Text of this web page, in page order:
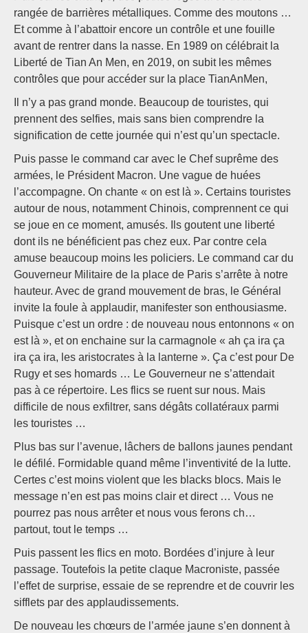
rangée de barrières métalliques. Comme des moutons …
Et comme à l’abattoir encore un contrôle et une fouille
avant de rentrer dans la nasse. En 1989 on célébrait la
Liberté de Tian An Men, en 2019, on subit les mêmes
contrôles que pour accéder sur la place TianAnMen,
Il n’y a pas grand monde. Beaucoup de touristes, qui
prennent des selfies, mais sans bien comprendre la
signification de cette journée qui n’est qu’un spectacle.
Puis passe le command car avec le Chef suprême des
armées, le Président Macron. Une vague de huées
l’accompagne. On chante « on est là ». Certains touristes
autour de nous, notamment Chinois, comprennent ce qui
se joue en ce moment, amusés. Ils goutent une liberté
dont ils ne bénéficient pas chez eux. Par contre cela
amuse beaucoup moins les policiers. Le command car du
Gouverneur Militaire de la place de Paris s’arrête à notre
hauteur. Avec de grand mouvement de bras, le Général
invite la foule à applaudir, manifester son enthousiasme.
Puisque c’est un ordre : de nouveau nous entonnons « on
est là », et on enchaine sur la carmagnole « ah ça ira ça
ira ça ira, les aristocrates à la lanterne ». Ça c’est pour De
Rugy et ses homards … Le Gouverneur ne s’attendait
pas à ce répertoire. Les flics se ruent sur nous. Mais
difficile de nous exfiltrer, sans dégâts collatéraux parmi
les touristes …
Plus bas sur l’avenue, lâchers de ballons jaunes pendant
le défilé. Formidable quand même l’inventivité de la lutte.
Certes c’est moins violent que les blacks blocs. Mais le
message n’en est pas moins clair et direct … Vous ne
pourrez pas nous arrêter et nous vous ferons ch…
partout, tout le temps …
Puis passent les flics en moto. Bordées d’injure à leur
passage. Toutefois la petite claque Macroniste, passée
l’effet de surprise, essaie de se reprendre et de couvrir les
sifflets par des applaudissements.
De nouveau les chœurs de l’armée jaune s’en donnent à